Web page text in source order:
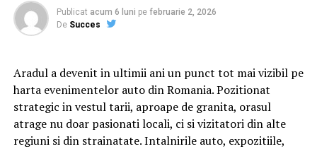
preconcepțiile, pentru a încerca să comunice mai bine
între ei.
Cu râs pe săturate, surprize și personaje pline de viață,
comedia independentă „În pielea mea”intră în
cinematografele din toată țara din 10 februarie.
Publicat acum 6 luni pe februarie 2, 2026
De Succes
Aradul a devenit in ultimii ani un punct tot mai vizibil pe
harta evenimentelor auto din Romania. Pozitionat
strategic in vestul tarii, aproape de granita, orasul
atrage nu doar pasionati locali, ci si vizitatori din alte
regiuni si din strainatate. Intalnirile auto, expozitiile,